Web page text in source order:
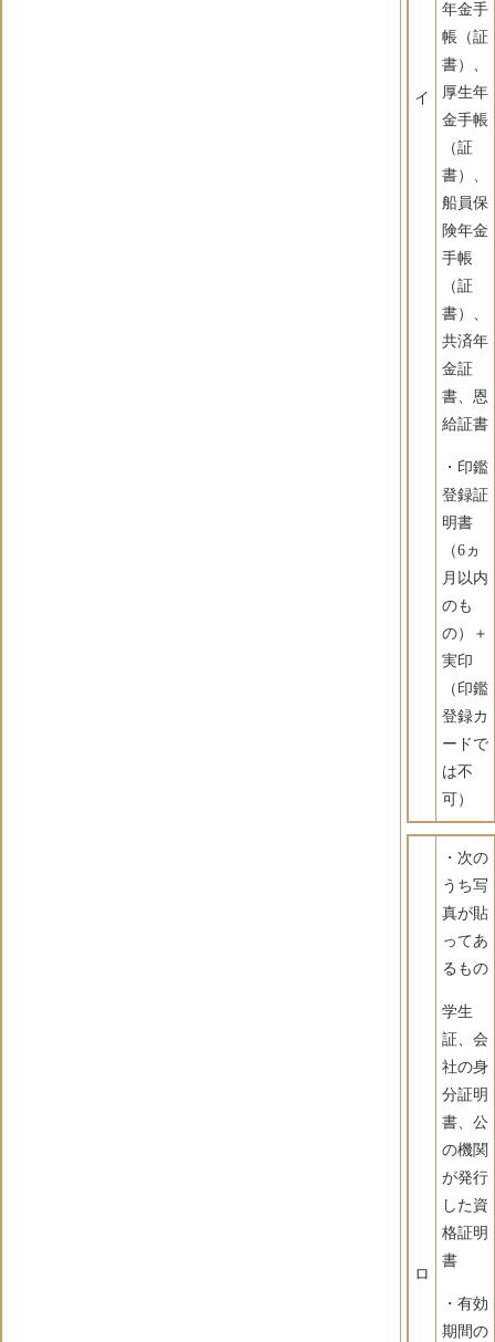
イ
年金手
帳（証
書）、
厚生年
金手帳
（証
書）、
船員保
険年金
手帳
（証
書）、
共済年
金証
書、恩
給証書
・印鑑
登録証
明書
（6ヵ
月以内
のも
の）＋
実印
（印鑑
登録カ
ードで
は不
可）
ロ
・次の
うち写
真が貼
ってあ
るもの
学生
証、会
社の身
分証明
書、公
の機関
が発行
した資
格証明
書
・有効
期間の